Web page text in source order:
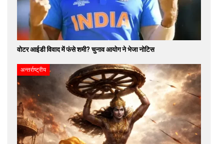
वोटर आईडी विवाद में फंसे शमी? चुनाव आयोग ने भेजा नोटिस
अन्तर्राष्ट्रीय